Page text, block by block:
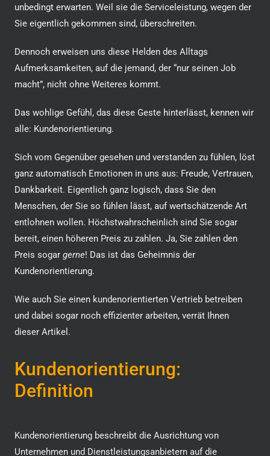
unbedingt erwarten. Weil sie die Serviceleistung, wegen der
Sie eigentlich gekommen sind, überschreiten.
Dennoch erweisen uns diese Helden des Alltags
Aufmerksamkeiten, auf die jemand, der “nur seinen Job
macht”, nicht ohne Weiteres kommt.
Das wohlige Gefühl, das diese Geste hinterlässt, kennen wir
alle: Kundenorientierung.
Sich vom Gegenüber gesehen und verstanden zu fühlen, löst
ganz automatisch Emotionen in uns aus: Freude, Vertrauen,
Dankbarkeit. Eigentlich ganz logisch, dass Sie den
Menschen, der Sie so fühlen lässt, auf wertschätzende Art
entlohnen wollen. Höchstwahrscheinlich sind Sie sogar
bereit, einen höheren Preis zu zahlen. Ja, Sie zahlen den
Preis sogar gerne! Das ist das Geheimnis der
Kundenorientierung.
Wie auch Sie einen kundenorientierten Vertrieb betreiben
und dabei sogar noch effizienter arbeiten, verrät Ihnen
dieser Artikel.
Kundenorientierung:
Definition
Kundenorientierung beschreibt die Ausrichtung von
Unternehmen und Dienstleistungsanbietern auf die